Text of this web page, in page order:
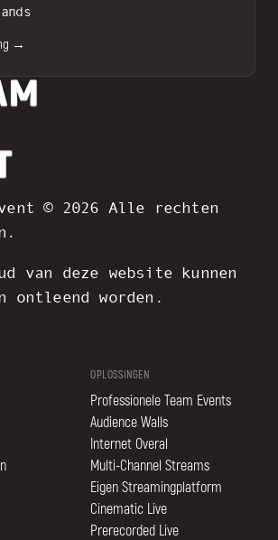
→
© 2026 Alle rechten
van deze website kunnen
ontleend worden.
OPLOSSINGEN
Professionele Team Events
Audience Walls
Internet Overal
Multi-Channel Streams
Eigen Streamingplatform
Cinematic Live
Prerecorded Live